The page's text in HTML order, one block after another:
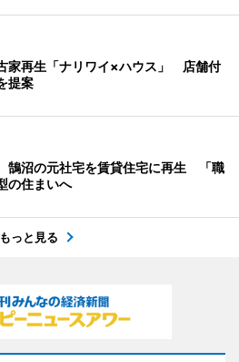
家再生「ナリワイ×ハウス」 店舗付
提案
鵠沼の元社宅を賃貸住宅に再生 「職
の住まいへ
もっと見る